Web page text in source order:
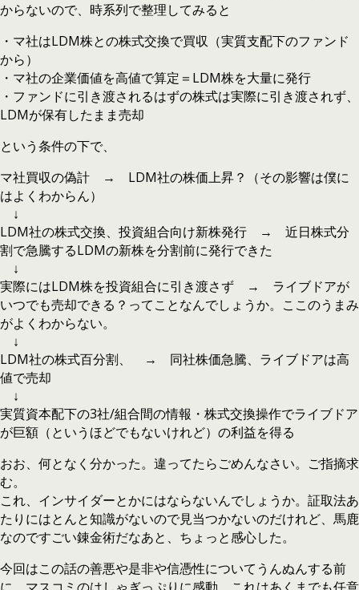
からないので、時系列で整理してみると
・マ社はLDM株との株式交換で買収（実質支配下のファンド
から）
・マ社の企業価値を高値で算定＝LDM株を大量に発行
・ファンドに引き渡されるはずの株式は実際に引き渡されず、
LDMが保有したまま売却
という条件の下で、
マ社買収の偽計 → LDM社の株価上昇？（その影響は僕に
はよくわからん）
↓
LDM社の株式交換、投資組合向け新株発行 → 近日株式分
割で急騰するLDMの新株を分割前に発行できた
↓
実際にはLDM株を投資組合に引き渡さず → ライブドアが
いつでも売却できる？ってことなんでしょうか。ここのうまみ
がよくわからない。
↓
LDM社の株式百分割、 → 同社株価急騰、ライブドアは高
値で売却
↓
実質資本配下の3社/組合間の情報・株式交換操作でライブドア
が巨額（というほどでもないけれど）の利益を得る
おお、何となく分かった。違ってたらごめんなさい。ご指摘求
む。
これ、インサイダーとかにはならないんでしょうか。証取法あ
たりにはとんと知識がないので見当つかないのだけれど、馬鹿
なのですごい錬金術だなあと、ちょっと感心した。
今回はこの話の善悪や是非や信憑性についてうんぬんする前